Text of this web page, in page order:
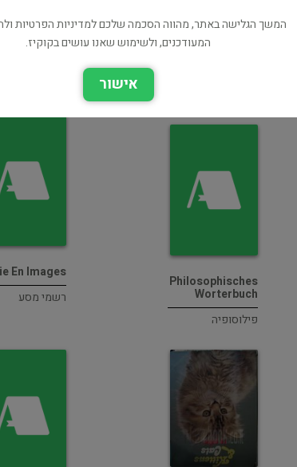
Reading For Toefl
Angkor
Philosophisches
Worterbuch
פילוסופיה
En Images
רשמי מסע
המשך הגלישה באתר, מהווה הסכמה שלכם למדיניות הפרטיות
המעודכנים, ולשימוש שאנו עושים בקוקיז.
אישור